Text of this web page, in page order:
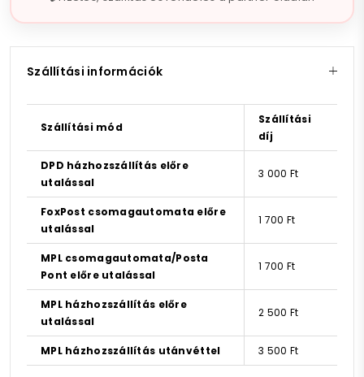
Szállítási információk
Szállítási mód
Szállítási
díj
DPD házhozszállítás előre
utalással
3 000 Ft
FoxPost csomagautomata előre
utalással
1 700 Ft
MPL csomagautomata/Posta
Pont előre utalással
1 700 Ft
MPL házhozszállítás előre
utalással
2 500 Ft
MPL házhozszállítás utánvéttel 3 500 Ft